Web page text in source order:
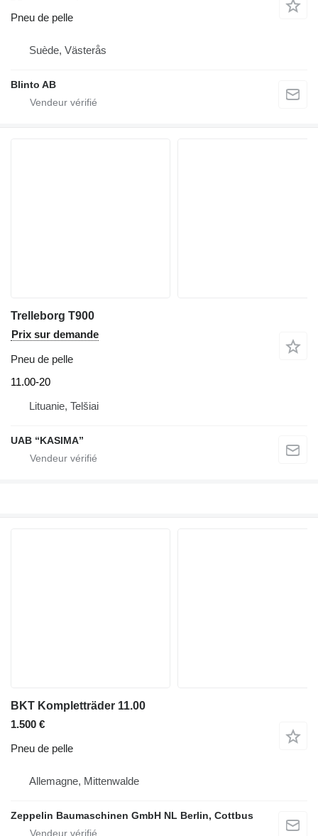
Pneu de pelle
Suède, Västerås
Blinto AB
Trelleborg T900
Prix sur demande
Pneu de pelle
11.00-20
Lituanie, Telšiai
UAB “KASIMA”
BKT Kompletträder 11.00
1.500 €
Pneu de pelle
Allemagne, Mittenwalde
Zeppelin Baumaschinen GmbH NL Berlin, Cottbus